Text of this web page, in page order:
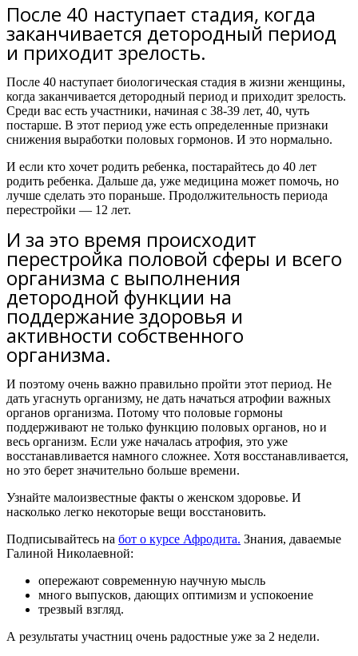
После 40 наступает стадия, когда
заканчивается детородный период
и приходит зрелость.
После 40 наступает биологическая стадия в жизни женщины,
когда заканчивается детородный период и приходит зрелость.
Среди вас есть участники, начиная с 38-39 лет, 40, чуть
постарше. В этот период уже есть определенные признаки
снижения выработки половых гормонов. И это нормально.
И если кто хочет родить ребенка, постарайтесь до 40 лет
родить ребенка. Дальше да, уже медицина может помочь, но
лучше сделать это пораньше. Продолжительность периода
перестройки — 12 лет.
И за это время происходит
перестройка половой сферы и всего
организма с выполнения
детородной функции на
поддержание здоровья и
активности собственного
организма.
И поэтому очень важно правильно пройти этот период. Не
дать угаснуть организму, не дать начаться атрофии важных
органов организма. Потому что половые гормоны
поддерживают не только функцию половых органов, но и
весь организм. Если уже началась атрофия, это уже
восстанавливается намного сложнее. Хотя восстанавливается,
но это берет значительно больше времени.
Узнайте малоизвестные факты о женском здоровье. И
насколько легко некоторые вещи восстановить.
Подписывайтесь на бот о курсе Афродита. Знания, даваемые
Галиной Николаевной:
опережают современную научную мысль
много выпусков, дающих оптимизм и успокоение
трезвый взгляд.
А результаты участниц очень радостные уже за 2 недели.